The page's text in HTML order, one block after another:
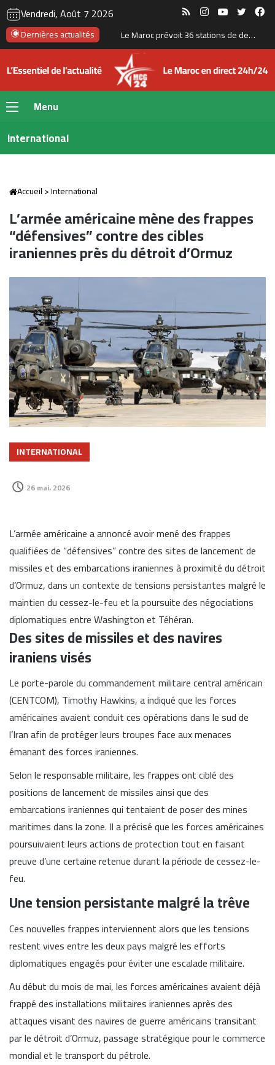
Vendredi, Août 7 2026 RSS InstagramYouTube
Dernières actualités
Menu
International
Accueil>International
L’armée américaine mène des frappes
“défensives” contre des cibles
iraniennes près du détroit d’Ormuz
INTERNATIONAL
26 mai، 2026
L’armée américaine a annoncé avoir mené des frappes
qualifiées de “défensives” contre des sites de lancement de
missiles et des embarcations iraniennes à proximité du détroit
d’Ormuz, dans un contexte de tensions persistantes malgré le
maintien du cessez-le-feu et la poursuite des négociations
diplomatiques entre Washington et Téhéran.
Des sites de missiles et des navires
iraniens visés
Le porte-parole du commandement militaire central américain
(CENTCOM), Timothy Hawkins, a indiqué que les forces
américaines avaient conduit ces opérations dans le sud de
l’Iran afin de protéger leurs troupes face aux menaces
émanant des forces iraniennes.
Selon le responsable militaire, les frappes ont ciblé des
positions de lancement de missiles ainsi que des
embarcations iraniennes qui tentaient de poser des mines
maritimes dans la zone. Il a précisé que les forces américaines
poursuivaient leurs actions de protection tout en faisant
preuve d’une certaine retenue durant la période de cessez-le-
feu.
Une tension persistante malgré la trêve
Ces nouvelles frappes interviennent alors que les tensions
restent vives entre les deux pays malgré les efforts
diplomatiques engagés pour éviter une escalade militaire.
Au début du mois de mai, les forces américaines avaient déjà
frappé des installations militaires iraniennes après des
attaques visant des navires de guerre américains transitant
par le détroit d’Ormuz, passage stratégique pour le commerce
mondial et le transport du pétrole.